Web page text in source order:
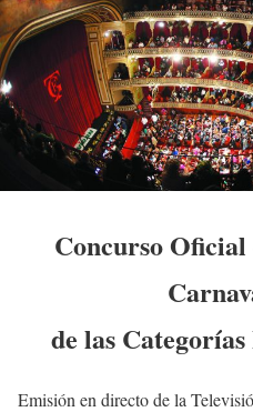
Concurso
de las
Emisión en directo de la